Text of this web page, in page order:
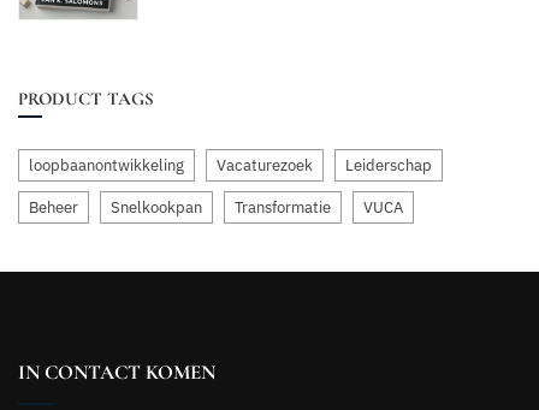
PRODUCT TAGS
loopbaanontwikkeling Vacaturezoek Leiderschap
Beheer Snelkookpan Transformatie VUCA
IN CONTACT KOMEN